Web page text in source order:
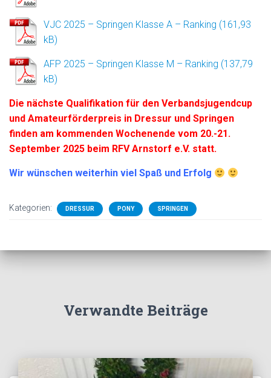
VJC 2025 – Springen Klasse A – Ranking
AFP 2025 – Springen Klasse M – Ranking
Die nächste Qualifikation für den Verbandsjugendcup
und Amateurförderpreis in Dressur und Springen
finden am kommenden Wochenende vom 20.-21.
September 2025 beim RFV Arnstorf e.V. statt.
Wir wünschen weiterhin viel Spaß und Erfolg
Kategorien: DRESSUR PONY SPRINGEN
Verwandte Beiträge